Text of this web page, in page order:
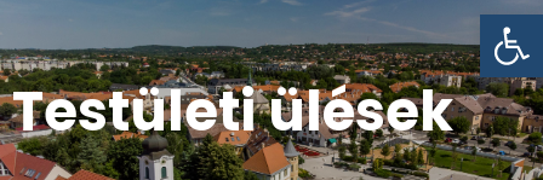
Testületi ülések​